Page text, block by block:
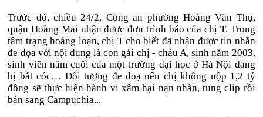
Trước đó, chiều 24/2, Công an phường Hoàng Văn Thụ,
quận Hoàng Mai nhận được đơn trình báo của chị T. Trong
tâm trạng hoảng loạn, chị T cho biết đã nhận được tin nhắn
đe dọa với nội dung là con gái chị - cháu A, sinh năm 2003,
sinh viên năm cuối của một trường đại học ở Hà Nội đang
bị bắt cóc… Đối tượng đe doạ nếu chị không nộp 1,2 tỷ
đồng sẽ thực hiện hành vi xâm hại nạn nhân, tung clip rồi
bán sang Campuchia...